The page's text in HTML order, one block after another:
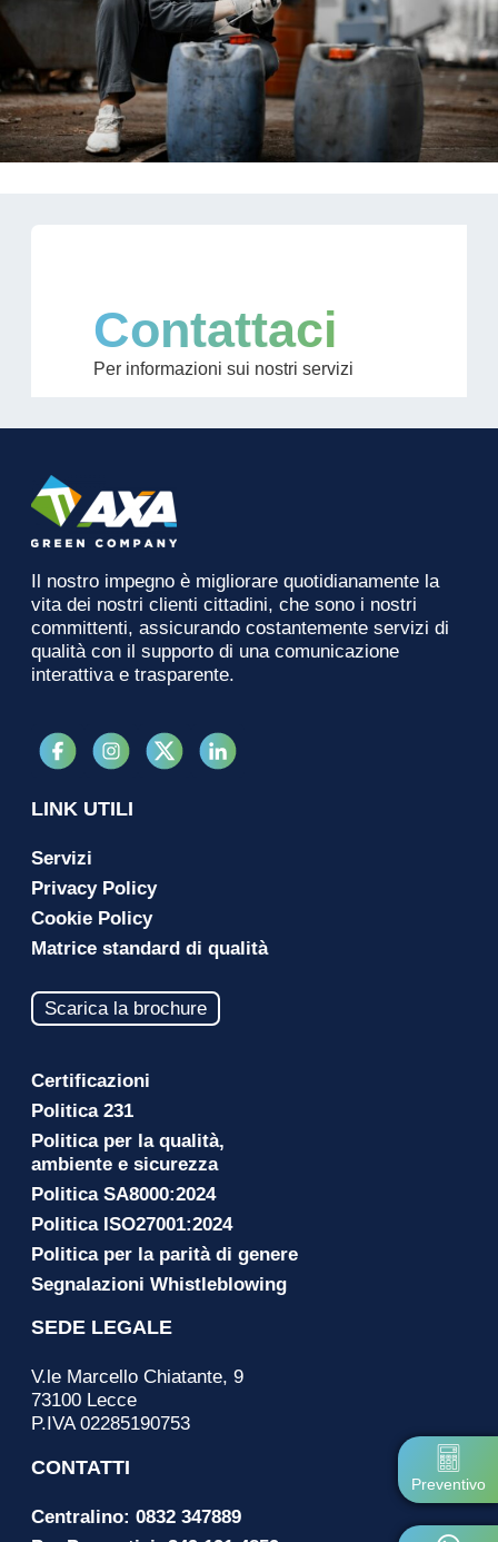
Contattaci
Per informazioni sui nostri servizi
Il nostro impegno è migliorare quotidianamente la
vita dei nostri clienti cittadini, che sono i nostri
committenti, assicurando costantemente servizi di
qualità con il supporto di una comunicazione
interattiva e trasparente.
LINK UTILI
Servizi
Privacy Policy
Cookie Policy
Matrice standard di qualità
Scarica la brochure
Certificazioni
Politica 231
Politica per la qualità,
ambiente e sicurezza
Politica SA8000:2024
Politica ISO27001:2024
Politica per la parità di genere
Segnalazioni Whistleblowing
SEDE LEGALE
V.le Marcello Chiatante, 9
73100 Lecce
P.IVA 02285190753
CONTATTI
Centralino: 0832 347889
Preventivo